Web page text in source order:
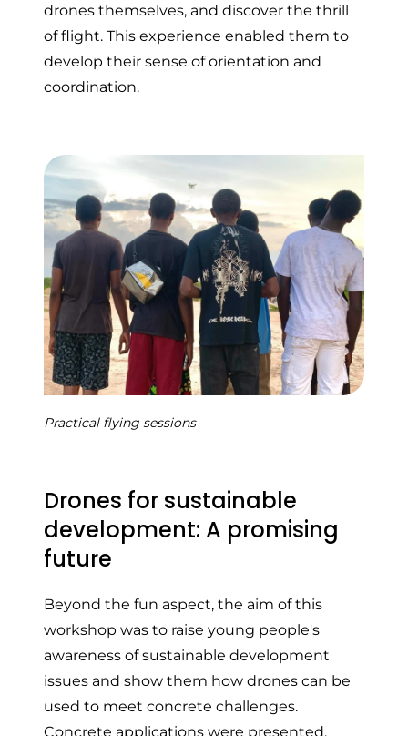
drones themselves, and discover the thrill
of flight. This experience enabled them to
develop their sense of orientation and
coordination.
Practical flying sessions
Drones for sustainable
development: A promising
future
Beyond the fun aspect, the aim of this
workshop was to raise young people's
awareness of sustainable development
issues and show them how drones can be
used to meet concrete challenges.
Concrete applications were presented,